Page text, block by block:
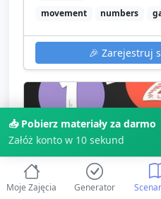
movement
numbers
🎉 Zarejestruj
📥 Pobierz materiały za darmo
Załóż konto w 10 sekund
Moje Zajęcia Generator